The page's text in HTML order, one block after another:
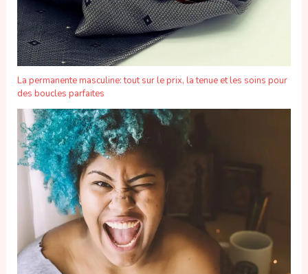
La permanente masculine: tout sur le prix, la tenue et les soins pour
des boucles parfaites